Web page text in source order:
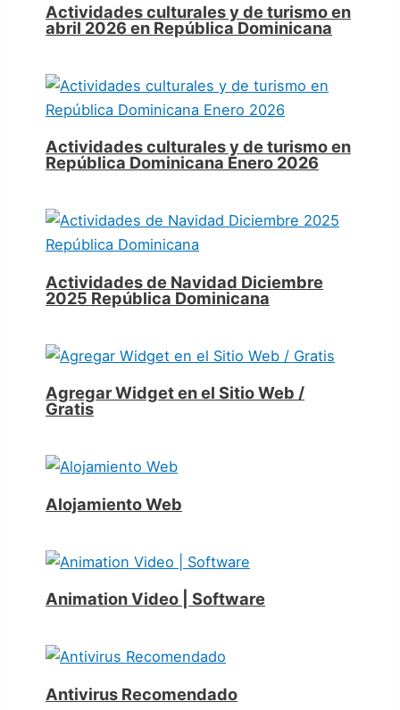
Actividades culturales y de turismo en
abril 2026 en República Dominicana
Actividades culturales y de turismo en
República Dominicana Enero 2026
Actividades de Navidad Diciembre
2025 República Dominicana
Agregar Widget en el Sitio Web /
Gratis
Alojamiento Web
Animation Video | Software
Antivirus Recomendado